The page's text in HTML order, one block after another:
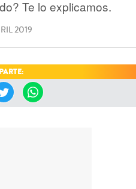
Te lo explicamos.
2019